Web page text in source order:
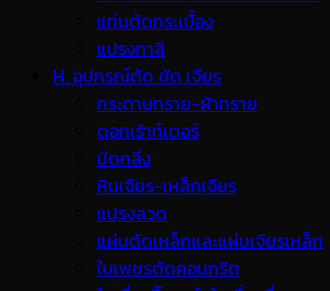
แท่นตัดกระเบื้อง
แปรงทาสี
H. อุปกรณ์ตัด ขัด เจียร
กระดาษทราย-ผ้าทราย
ดอกเร้าท์เตอร์
มีดกลึง
หินเจียร-เหล็กเจียร
แปรงลวด
แผ่นตัดเหล็กและแผ่นเจียรเหล็ก
ใบเพชรตัดคอนกรีต